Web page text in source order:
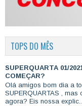
TOPS DO MÊS
SUPERQUARTA 01/
COMEÇAR?
Olá amigos bom dia a
SUPERQUARTAS ,
agora? Eis nossa